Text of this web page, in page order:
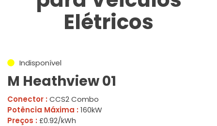
Elétricos
Indisponível
M Heathview 01
Conector : CCS2 Combo
Potência Máxima : 160kW
Preços : £0.92/kWh